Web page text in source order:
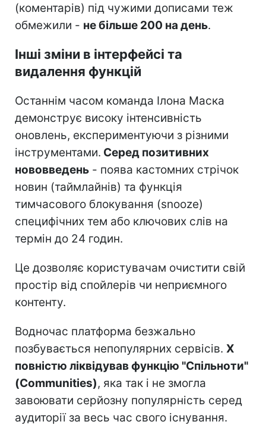
(коментарів) під чужими дописами теж
обмежили - не більше 200 на день.
Інші зміни в інтерфейсі та
видалення функцій
Останнім часом команда Ілона Маска
демонструє високу інтенсивність
оновлень, експериментуючи з різними
інструментами. Серед позитивних
нововведень - поява кастомних стрічок
новин (таймлайнів) та функція
тимчасового блокування (snooze)
специфічних тем або ключових слів на
термін до 24 годин.
Це дозволяє користувачам очистити свій
простір від спойлерів чи неприємного
контенту.
Водночас платформа безжально
позбувається непопулярних сервісів. X
повністю ліквідував функцію "Спільноти"
(Communities), яка так і не змогла
завоювати серйозну популярність серед
аудиторії за весь час свого існування.